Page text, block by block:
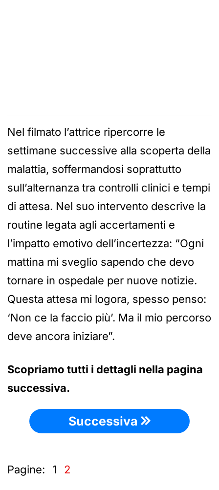
Nel filmato l’attrice ripercorre le
settimane successive alla scoperta della
malattia, soffermandosi soprattutto
sull’alternanza tra controlli clinici e tempi
di attesa. Nel suo intervento descrive la
routine legata agli accertamenti e
l’impatto emotivo dell’incertezza: “Ogni
mattina mi sveglio sapendo che devo
tornare in ospedale per nuove notizie.
Questa attesa mi logora, spesso penso:
‘Non ce la faccio più’. Ma il mio percorso
deve ancora iniziare”.
Scopriamo tutti i dettagli nella pagina
successiva.
Successiva
Pagine: 1 2